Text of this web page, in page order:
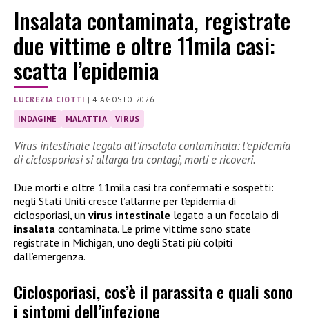
Insalata contaminata, registrate
due vittime e oltre 11mila casi:
scatta l’epidemia
LUCREZIA CIOTTI |4 AGOSTO 2026
INDAGINE MALATTIA VIRUS
Virus intestinale legato all’insalata contaminata: l’epidemia
di ciclosporiasi si allarga tra contagi, morti e ricoveri.
Due morti e oltre 11mila casi tra confermati e sospetti:
negli Stati Uniti cresce l’allarme per l’epidemia di
ciclosporiasi, un virus intestinale legato a un focolaio di
insalata contaminata. Le prime vittime sono state
registrate in Michigan, uno degli Stati più colpiti
dall’emergenza.
Ciclosporiasi, cos’è il parassita e quali sono
i sintomi dell’infezione